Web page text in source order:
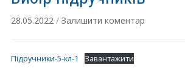
28.05.2022 / Залишити коментар
Підручники-5-кл-1 Завантажити